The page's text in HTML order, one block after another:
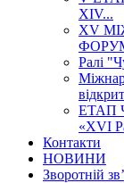
XІV...
XV
Ралі
ЕТАП
«XVI
Контакти
НОВИНИ
Зворотній